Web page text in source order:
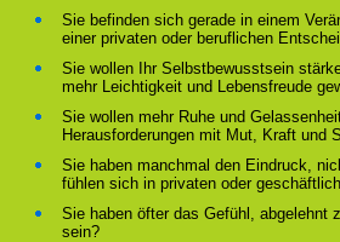
Sie befinden sich gerade in einem
einer privaten oder beruflichen
Sie wollen Ihr Selbstbewusstsein
mehr Leichtigkeit und Lebensfreude
Sie wollen mehr Ruhe und
Herausforderungen mit Mut, Kraft und
Sie haben manchmal den Eindruck,
fühlen sich in privaten oder
Sie haben öfter das Gefühl, abgelehnt
sein?